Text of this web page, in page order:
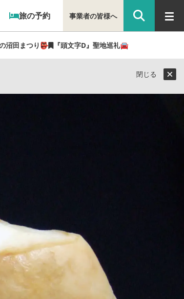
旅の予約
沼田まつり👺 『頭文字D』聖地巡礼🚘
事業者の皆様へ
閉じる